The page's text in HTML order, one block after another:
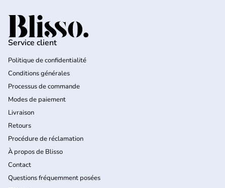
Accueil
Service client
Politique de confidentialité
Conditions générales
Processus de commande
Modes de paiement
Livraison
Retours
Procédure de réclamation
À propos de Blisso
Contact
Questions fréquemment posées